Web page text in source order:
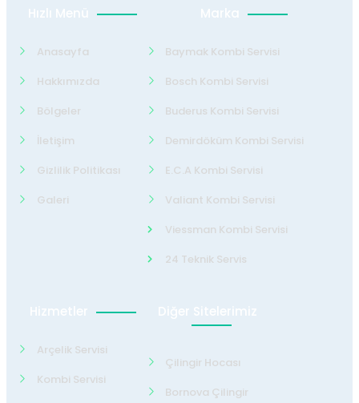
Hızlı Menü
Anasayfa
Hakkımızda
Bölgeler
İletişim
Gizlilik Politikası
Galeri
Marka
Baymak Kombi Servisi
Bosch Kombi Servisi
Buderus Kombi Servisi
Demirdöküm Kombi Servisi
E.C.A Kombi Servisi
Valiant Kombi Servisi
Viessman Kombi Servisi
24 Teknik Servis
Hizmetler
Arçelik Servisi
Kombi Servisi
Diğer Sitelerimiz
Çilingir Hocası
Bornova Çilingir